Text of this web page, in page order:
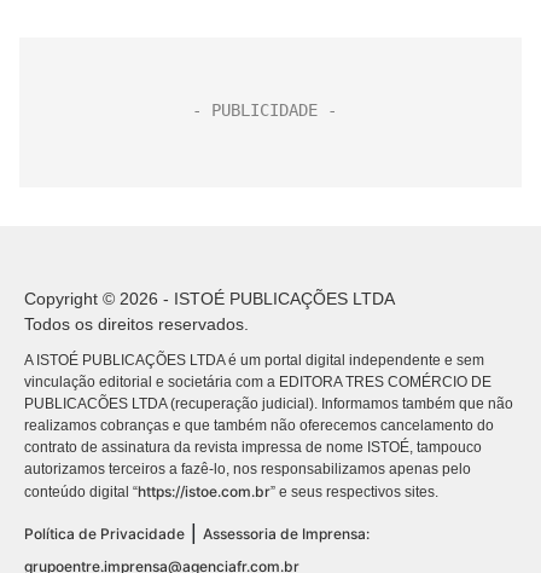
Copyright © 2026 - ISTOÉ PUBLICAÇÕES LTDA
Todos os direitos reservados.
A ISTOÉ PUBLICAÇÕES LTDA é um portal digital independente e sem
vinculação editorial e societária com a EDITORA TRES COMÉRCIO DE
PUBLICACÕES LTDA (recuperação judicial). Informamos também que não
realizamos cobranças e que também não oferecemos cancelamento do
contrato de assinatura da revista impressa de nome ISTOÉ, tampouco
autorizamos terceiros a fazê-lo, nos responsabilizamos apenas pelo
conteúdo digital “https://istoe.com.br” e seus respectivos sites.
Política de Privacidade
Assessoria de Imprensa:
grupoentre.imprensa@agenciafr.com.br